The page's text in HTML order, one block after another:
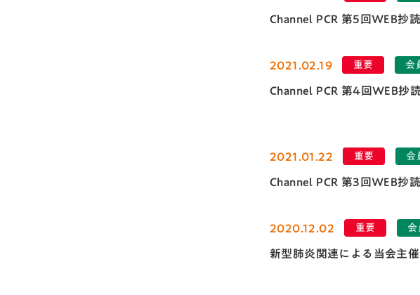
Channel PCR 第5回WEB抄
2021.02.19 重要 会
Channel PCR 第4回WEB抄
2021.01.22 重要 会
Channel PCR 第3回WEB抄
2020.12.02 重要 会
新型肺炎関連による当会主